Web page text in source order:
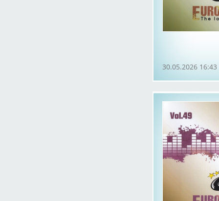
30.05.2026 16:43